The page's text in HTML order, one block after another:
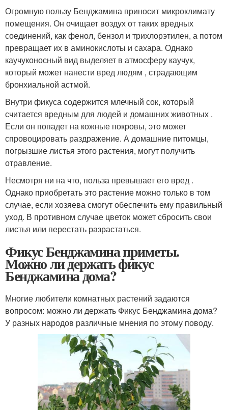
Огромную пользу Бенджамина приносит микроклимату
помещения. Он очищает воздух от таких вредных
соединений, как фенол, бензол и трихлорэтилен, а потом
превращает их в аминокислоты и сахара. Однако
каучуконосный вид выделяет в атмосферу каучук,
который может нанести вред людям , страдающим
бронхиальной астмой.
Внутри фикуса содержится млечный сок, который
считается вредным для людей и домашних животных .
Если он попадет на кожные покровы, это может
спровоцировать раздражение. А домашние питомцы,
погрызшие листья этого растения, могут получить
отравление.
Несмотря ни на что, польза превышает его вред .
Однако приобретать это растение можно только в том
случае, если хозяева смогут обеспечить ему правильный
уход. В противном случае цветок может сбросить свои
листья или перестать разрастаться.
Фикус Бенджамина приметы.
Можно ли держать фикус
Бенджамина дома?
Многие любители комнатных растений задаются
вопросом: можно ли держать Фикус Бенджамина дома?
У разных народов различные мнения по этому поводу.